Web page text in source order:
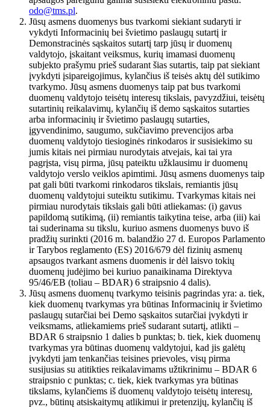
odo@tms.pl.
Jūsų asmens duomenys bus tvarkomi siekiant sudaryti ir
vykdyti Informacinių bei švietimo paslaugų sutartį ir
Demonstracinės sąskaitos sutartį tarp jūsų ir duomenų
valdytojo, įskaitant veiksmus, kurių imamasi duomenų
subjekto prašymu prieš sudarant šias sutartis, taip pat siekiant
įvykdyti įsipareigojimus, kylančius iš teisės aktų dėl sutikimo
tvarkymo. Jūsų asmens duomenys taip pat bus tvarkomi
duomenų valdytojo teisėtų interesų tikslais, pavyzdžiui, teisėtų
sutartinių reikalavimų, kylančių iš demo sąskaitos sutarties
arba informacinių ir švietimo paslaugų sutarties,
įgyvendinimo, saugumo, sukčiavimo prevencijos arba
duomenų valdytojo tiesioginės rinkodaros ir susisiekimo su
jumis kitais nei pirmiau nurodytais atvejais, kai tai yra
pagrįsta, visų pirma, jūsų pateiktu užklausimu ir duomenų
valdytojo verslo veiklos apimtimi. Jūsų asmens duomenys taip
pat gali būti tvarkomi rinkodaros tikslais, remiantis jūsų
duomenų valdytojui suteiktu sutikimu. Tvarkymas kitais nei
pirmiau nurodytais tikslais gali būti atliekamas: (i) gavus
papildomą sutikimą, (ii) remiantis taikytina teise, arba (iii) kai
tai suderinama su tikslu, kuriuo asmens duomenys buvo iš
pradžių surinkti (2016 m. balandžio 27 d. Europos Parlamento
ir Tarybos reglamento (ES) 2016/679 dėl fizinių asmenų
apsaugos tvarkant asmens duomenis ir dėl laisvo tokių
duomenų judėjimo bei kuriuo panaikinama Direktyva
95/46/EB (toliau – BDAR) 6 straipsnio 4 dalis).
Jūsų asmens duomenų tvarkymo teisinis pagrindas yra: a. tiek,
kiek duomenų tvarkymas yra būtinas Informacinių ir švietimo
paslaugų sutarčiai bei Demo sąskaitos sutarčiai įvykdyti ir
veiksmams, atliekamiems prieš sudarant sutartį, atlikti –
BDAR 6 straipsnio 1 dalies b punktas; b. tiek, kiek duomenų
tvarkymas yra būtinas duomenų valdytojui, kad jis galėtų
įvykdyti jam tenkančias teisines prievoles, visų pirma
susijusias su atitikties reikalavimams užtikrinimu – BDAR 6
straipsnio c punktas; c. tiek, kiek tvarkymas yra būtinas
tikslams, kylančiems iš duomenų valdytojo teisėtų interesų,
pvz., būtinų atsiskaitymų atlikimui ir pretenzijų, kylančių iš